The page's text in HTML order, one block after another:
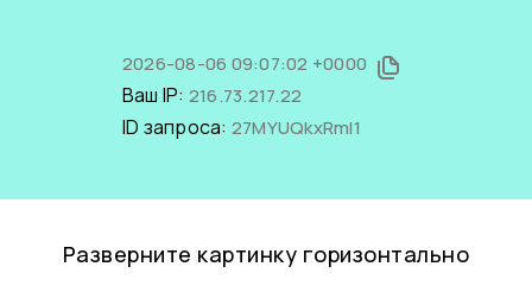
2026-08-06 09:07:02 +0000
Ваш IP: 216.73.217.22
ID запроса: 27MYUQkxRmI1
Разверните картинку горизонтально